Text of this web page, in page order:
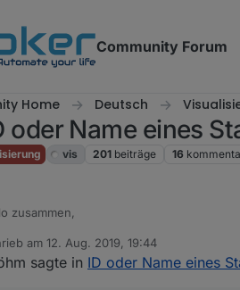
Community Forum
Home Deutsch
oder Name eines
vis 201 beiträge 16
zusammen,
es eine Möglichkeit die ID oder den
am 12. Aug. 2019, 19:44
editiert von
sagte in ID oder Name eines